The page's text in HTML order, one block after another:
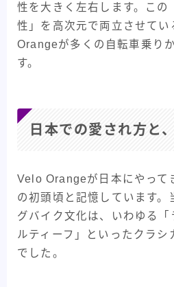
性を大きく左右します。この
性」を高次元で両立させて
Orangeが多くの自転車乗り
す。
日本での愛され方と
Velo Orangeが日本にやって
の初頭頃と記憶しています。
グバイク文化は、いわゆる
ルティーフ」といったクラシ
でした。